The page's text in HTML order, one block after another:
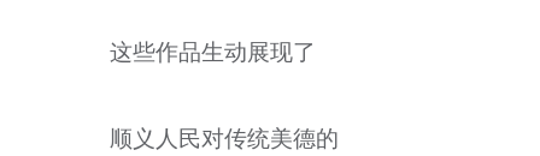
这些作品生动展现了
顺义人民对传统美德的